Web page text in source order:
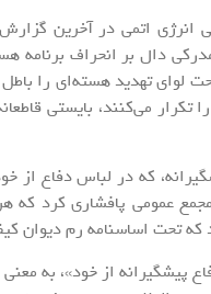
انرژی اتمی در آخرین
دال بر انحراف برنامه
لوای تهدید هسته‌ای را
تکرار می‌کنند، بایستی
که در لباس دفاع از
۳۳۱۴ (۱۹۷۴)، مجمع عمومی
تحت اساسنامه رم دیوان
پیشگیرانه از خود»، به